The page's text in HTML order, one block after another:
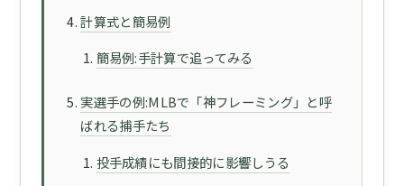
計算式と簡易例
簡易例:手計算で追ってみる
実選手の例:MLBで「神フレーミング」と呼
ばれる捕手たち
投手成績にも間接的に影響しうる